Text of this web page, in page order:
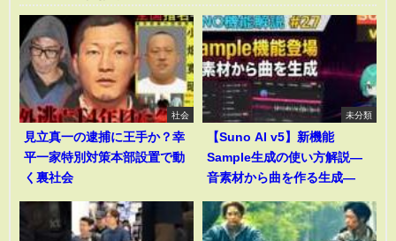
社会
見立真一の逮捕に王手か？幸
平一家特別対策本部設置で動
く裏社会
未分類
【Suno AI v5】新機能
Sample生成の使い方解説―
音素材から曲を作る生成―